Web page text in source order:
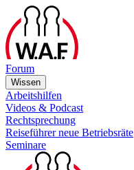
Forum
Wissen
Arbeitshilfen
Videos & Podcast
Rechtsprechung
Reiseführer neue Betriebsräte
Seminare